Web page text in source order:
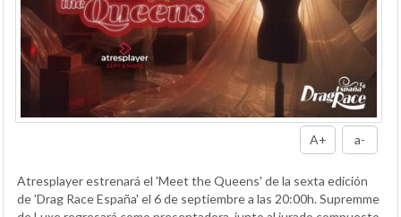
A+ a-
Atresplayer estrenará el 'Meet the Queens' de la sexta edición
de 'Drag Race España' el 6 de septiembre a las 20:00h. Supremme